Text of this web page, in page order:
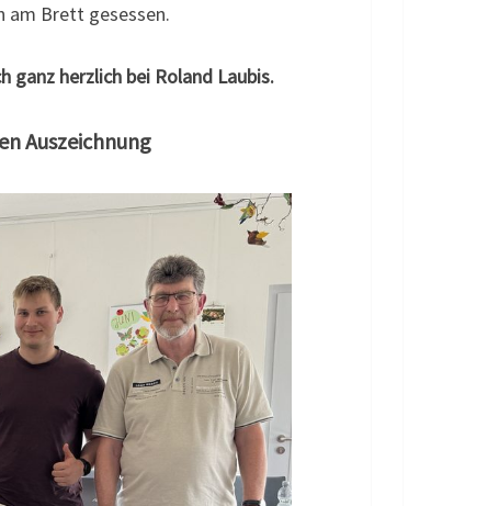
am Brett gesessen.
ganz herzlich bei Roland Laubis.
Auszeichnung